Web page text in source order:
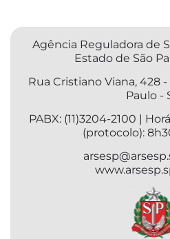
Agência Reguladora de
Estado de São
Rua Cristiano Viana, 428 -
Paulo -
PABX: (11)3204-2100 |
(protocolo):